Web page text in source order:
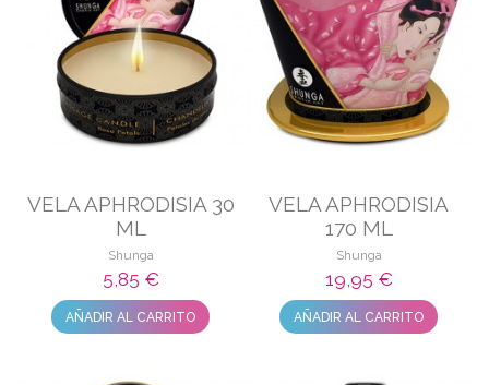
VELA APHRODISIA 30
ML
Shunga
5,85 €
AÑADIR AL CARRITO
VELA APHRODISIA
170 ML
Shunga
19,95 €
AÑADIR AL CARRITO